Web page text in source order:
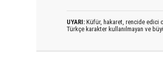
UYARI: Küfür, hakaret, rencide edici
Türkçe karakter kullanılmayan ve